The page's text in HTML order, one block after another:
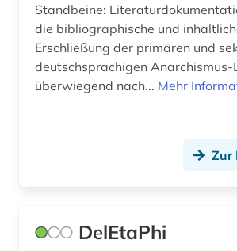
Standbeine:
die bibliographische und
Erschließung der primären und
deutschsprachigen
überwiegend nach... Mehr
Zur
DelEtaPhi